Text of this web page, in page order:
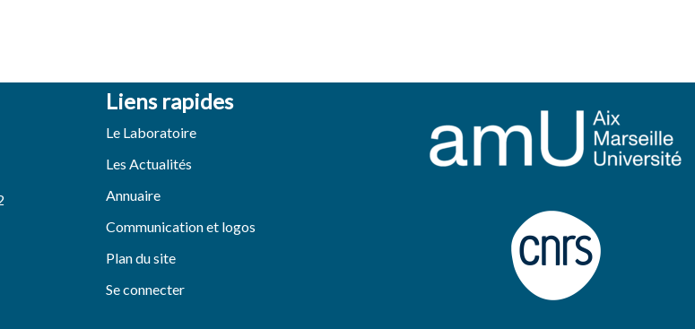
Liens rapides
Le Laboratoire
Les Actualités
Annuaire
Communication et logos
Plan du site
Se connecter